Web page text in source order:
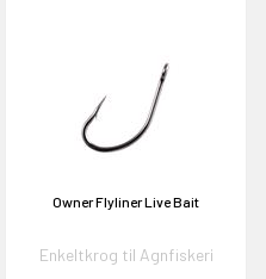
Owner Flyliner Live Bait
Enkeltkrog til Agnfiskeri